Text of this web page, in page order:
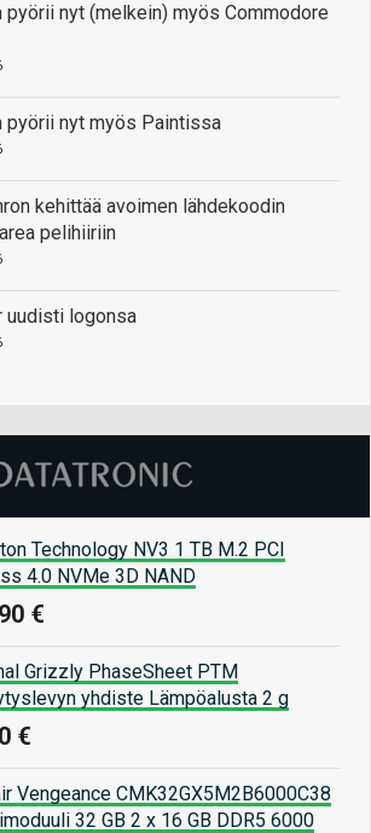
pyörii nyt (melkein) myös Commodore
pyörii nyt myös Paintissa
kehittää avoimen lähdekoodin
pelihiiriin
uudisti logonsa
Technology NV3 1 TB M.2 PCI
4.0 NVMe 3D NAND
€
Grizzly PhaseSheet PTM
yhdiste Lämpöalusta 2 g
€
Vengeance CMK32GX5M2B6000C38
32 GB 2 x 16 GB DDR5 6000